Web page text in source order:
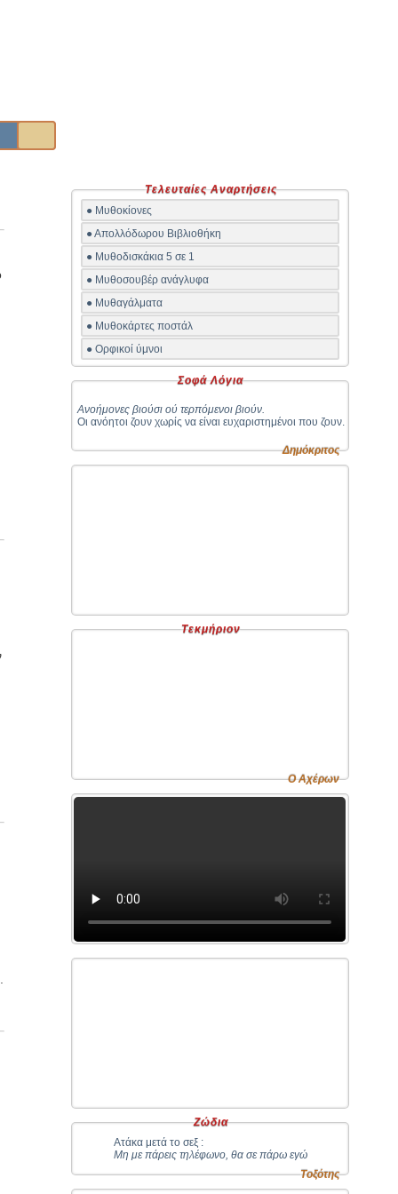
Τελευταίες Αναρτήσεις
● Μυθοκίονες
● Απολλόδωρου Βιβλιοθήκη
● Μυθοδισκάκια 5 σε 1
● Μυθοσουβέρ ανάγλυφα
● Μυθαγάλματα
● Μυθοκάρτες ποστάλ
● Ορφικοί ύμνοι
Σοφά Λόγια
Δημόκριτος
Ανοήμονες βιούσι ού τερπόμενοι βιούν.
Οι ανόητοι ζουν χωρίς να είναι ευχαριστημένοι που ζουν.
Τεκμήριον
Ο Αχέρων
Ζώδια
Τοξότης
Ατάκα μετά το σεξ :
Μη με πάρεις τηλέφωνο, θα σε πάρω εγώ